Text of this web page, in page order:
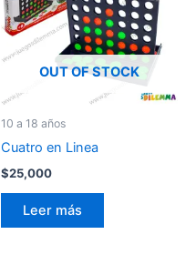
OUT OF STOCK
10 a 18 años
Cuatro en Linea
$25,000
Leer más